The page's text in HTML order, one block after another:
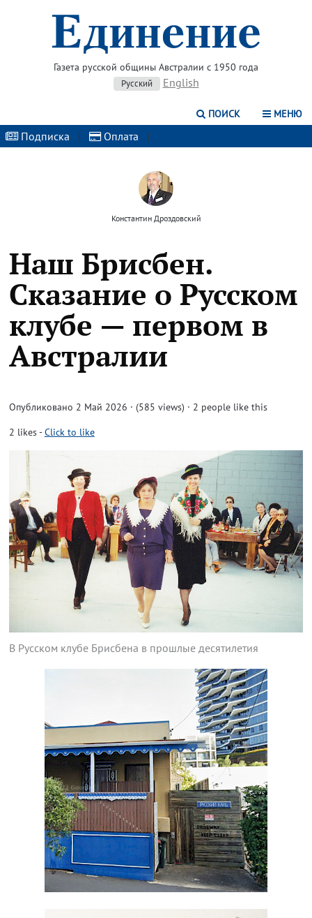
Газета русской общины Австралии с 1950 года
Русский English
ПОИСК МЕНЮ
Подписка | Оплата |
Константин Дроздовский
Наш Брисбен.
Сказание о Русском
клубе — первом в
Австралии
Опубликовано 2 Май 2026 · (585 views) · 2 people like this
2 likes-Click to like
В Русском клубе Брисбена в прошлые десятилетия